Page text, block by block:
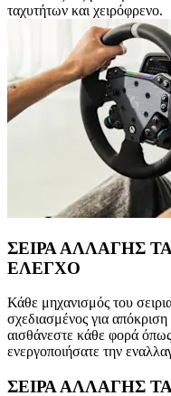
ταχυτήτων και χειρόφρενο.
ΣΕΙΡΑ ΑΛΛΑΓΗΣ
ΕΛΕΓΧΟ
Κάθε μηχανισμός του
σχεδιασμένος για
αισθάνεστε κάθε φορά
ενεργοποιήσατε την
ΣΕΙΡΑ ΑΛΛΑΓΗΣ